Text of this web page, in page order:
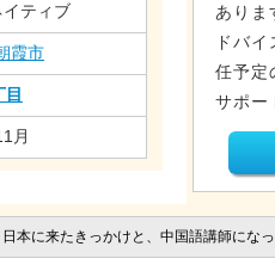
イティブ
霞市
目
月
ありま
ドバ
任予定
サポー
日本に来たきっかけと、中国語講師にな